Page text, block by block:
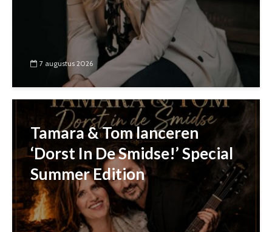
7 augustus 2026
Tamara & Tom lanceren
‘Dorst In De Smidse!’ Special
Summer Edition